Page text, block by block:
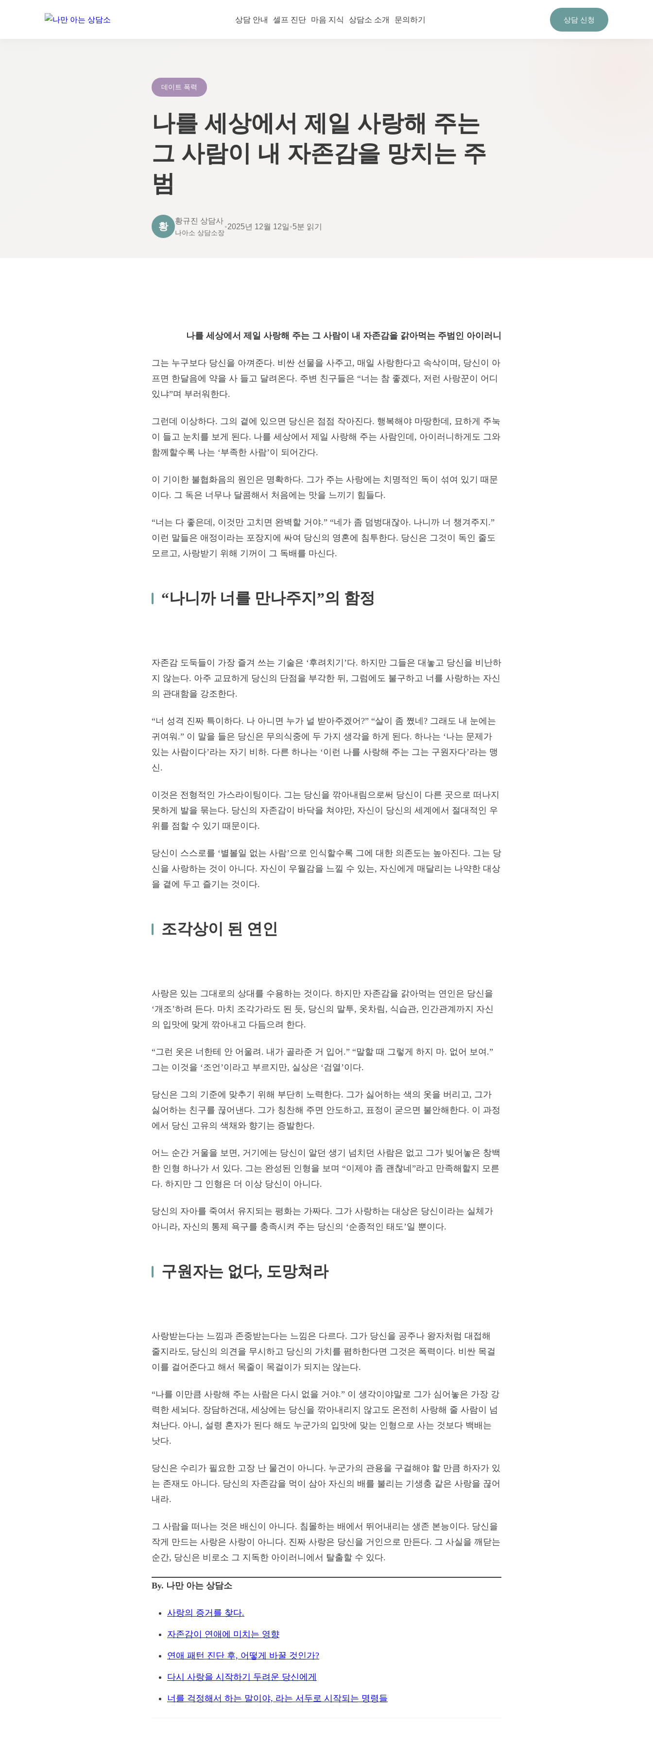
상담 안내 셀프 진단 마음 지식 상담소 소개 문의하기 상담 신청
데이트 폭력
나를 세상에서 제일 사랑해 주는
그 사람이 내 자존감을 망치는 주
범
황
황규진 상담사
나아소 상담소장
•2025년 12월 12일•5분 읽기
나를 세상에서 제일 사랑해 주는 그 사람이 내 자존감을 갉아먹는 주범인 아이러니
그는 누구보다 당신을 아껴준다. 비싼 선물을 사주고, 매일 사랑한다고 속삭이며, 당신이 아
프면 한달음에 약을 사 들고 달려온다. 주변 친구들은 “너는 참 좋겠다, 저런 사랑꾼이 어디
있냐”며 부러워한다.
그런데 이상하다. 그의 곁에 있으면 당신은 점점 작아진다. 행복해야 마땅한데, 묘하게 주눅
이 들고 눈치를 보게 된다. 나를 세상에서 제일 사랑해 주는 사람인데, 아이러니하게도 그와
함께할수록 나는 ‘부족한 사람’이 되어간다.
이 기이한 불협화음의 원인은 명확하다. 그가 주는 사랑에는 치명적인 독이 섞여 있기 때문
이다. 그 독은 너무나 달콤해서 처음에는 맛을 느끼기 힘들다.
“너는 다 좋은데, 이것만 고치면 완벽할 거야.” “네가 좀 덤벙대잖아. 나니까 너 챙겨주지.”
이런 말들은 애정이라는 포장지에 싸여 당신의 영혼에 침투한다. 당신은 그것이 독인 줄도
모르고, 사랑받기 위해 기꺼이 그 독배를 마신다.
“나니까 너를 만나주지”의 함정
자존감 도둑들이 가장 즐겨 쓰는 기술은 ‘후려치기’다. 하지만 그들은 대놓고 당신을 비난하
지 않는다. 아주 교묘하게 당신의 단점을 부각한 뒤, 그럼에도 불구하고 너를 사랑하는 자신
의 관대함을 강조한다.
“너 성격 진짜 특이하다. 나 아니면 누가 널 받아주겠어?” “살이 좀 쪘네? 그래도 내 눈에는
귀여워.” 이 말을 들은 당신은 무의식중에 두 가지 생각을 하게 된다. 하나는 ‘나는 문제가
있는 사람이다’라는 자기 비하. 다른 하나는 ‘이런 나를 사랑해 주는 그는 구원자다’라는 맹
신.
이것은 전형적인 가스라이팅이다. 그는 당신을 깎아내림으로써 당신이 다른 곳으로 떠나지
못하게 발을 묶는다. 당신의 자존감이 바닥을 쳐야만, 자신이 당신의 세계에서 절대적인 우
위를 점할 수 있기 때문이다.
당신이 스스로를 ‘별볼일 없는 사람’으로 인식할수록 그에 대한 의존도는 높아진다. 그는 당
신을 사랑하는 것이 아니다. 자신이 우월감을 느낄 수 있는, 자신에게 매달리는 나약한 대상
을 곁에 두고 즐기는 것이다.
조각상이 된 연인
사랑은 있는 그대로의 상대를 수용하는 것이다. 하지만 자존감을 갉아먹는 연인은 당신을
‘개조’하려 든다. 마치 조각가라도 된 듯, 당신의 말투, 옷차림, 식습관, 인간관계까지 자신
의 입맛에 맞게 깎아내고 다듬으려 한다.
“그런 옷은 너한테 안 어울려. 내가 골라준 거 입어.” “말할 때 그렇게 하지 마. 없어 보여.”
그는 이것을 ‘조언’이라고 부르지만, 실상은 ‘검열’이다.
당신은 그의 기준에 맞추기 위해 부단히 노력한다. 그가 싫어하는 색의 옷을 버리고, 그가
싫어하는 친구를 끊어낸다. 그가 칭찬해 주면 안도하고, 표정이 굳으면 불안해한다. 이 과정
에서 당신 고유의 색채와 향기는 증발한다.
어느 순간 거울을 보면, 거기에는 당신이 알던 생기 넘치던 사람은 없고 그가 빚어놓은 창백
한 인형 하나가 서 있다. 그는 완성된 인형을 보며 “이제야 좀 괜찮네”라고 만족해할지 모른
다. 하지만 그 인형은 더 이상 당신이 아니다.
당신의 자아를 죽여서 유지되는 평화는 가짜다. 그가 사랑하는 대상은 당신이라는 실체가
아니라, 자신의 통제 욕구를 충족시켜 주는 당신의 ‘순종적인 태도’일 뿐이다.
구원자는 없다, 도망쳐라
사랑받는다는 느낌과 존중받는다는 느낌은 다르다. 그가 당신을 공주나 왕자처럼 대접해
줄지라도, 당신의 의견을 무시하고 당신의 가치를 폄하한다면 그것은 폭력이다. 비싼 목걸
이를 걸어준다고 해서 목줄이 목걸이가 되지는 않는다.
“나를 이만큼 사랑해 주는 사람은 다시 없을 거야.” 이 생각이야말로 그가 심어놓은 가장 강
력한 세뇌다. 장담하건대, 세상에는 당신을 깎아내리지 않고도 온전히 사랑해 줄 사람이 넘
쳐난다. 아니, 설령 혼자가 된다 해도 누군가의 입맛에 맞는 인형으로 사는 것보다 백배는
낫다.
당신은 수리가 필요한 고장 난 물건이 아니다. 누군가의 관용을 구걸해야 할 만큼 하자가 있
는 존재도 아니다. 당신의 자존감을 먹이 삼아 자신의 배를 불리는 기생충 같은 사랑을 끊어
내라.
그 사람을 떠나는 것은 배신이 아니다. 침몰하는 배에서 뛰어내리는 생존 본능이다. 당신을
작게 만드는 사랑은 사랑이 아니다. 진짜 사랑은 당신을 거인으로 만든다. 그 사실을 깨닫는
순간, 당신은 비로소 그 지독한 아이러니에서 탈출할 수 있다.
By. 나만 아는 상담소
사랑의 증거를 찾다.
자존감이 연애에 미치는 영향
연애 패턴 진단 후, 어떻게 바꿀 것인가?
다시 사랑을 시작하기 두려운 당신에게
너를 걱정해서 하는 말이야, 라는 서두로 시작되는 명령들